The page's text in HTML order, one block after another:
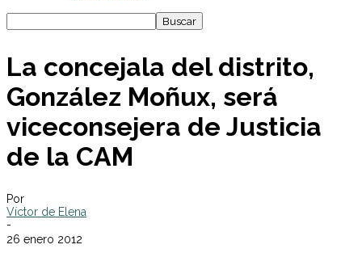
La concejala del distrito,
González Moñux, será
viceconsejera de Justicia
de la CAM
Por
Víctor de Elena
-
26 enero 2012